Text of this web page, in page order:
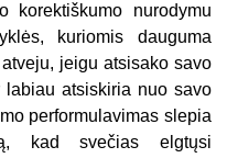
korektiškumo nurodymu
kuriomis dauguma
jeigu atsisako savo
atsiskiria nuo savo
performulavimas slepia
kad svečias elgtųsi